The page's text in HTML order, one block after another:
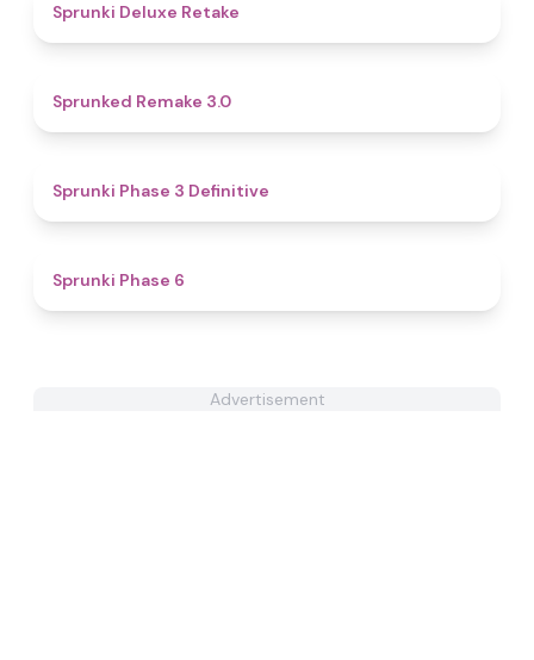
Sprunki Deluxe Retake
Sprunked Remake 3.0
Sprunki Phase 3 Definitive
Sprunki Phase 6
Advertisement